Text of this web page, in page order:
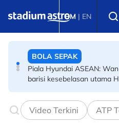
BM | EN
Piala Hyundai ASEAN:
BERBASIKAL
Kemalangan kecil ragut
tempat keenam
Video Terkini ATP